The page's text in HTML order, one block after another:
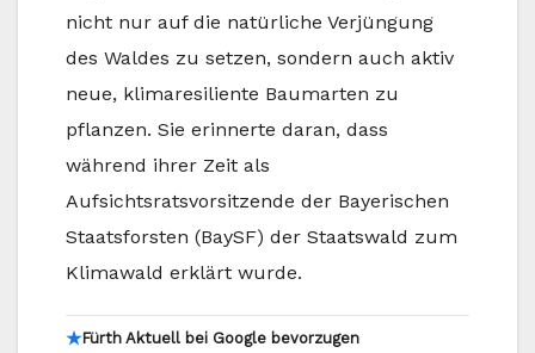
nicht nur auf die natürliche Verjüngung
des Waldes zu setzen, sondern auch aktiv
neue, klimaresiliente Baumarten zu
pflanzen. Sie erinnerte daran, dass
während ihrer Zeit als
Aufsichtsratsvorsitzende der Bayerischen
Staatsforsten (BaySF) der Staatswald zum
Klimawald erklärt wurde.
★Fürth Aktuell bei Google bevorzugen